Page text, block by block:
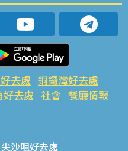
去處 銅鑼灣好去處
好去處 社會 餐廳情報
尖沙咀好去處